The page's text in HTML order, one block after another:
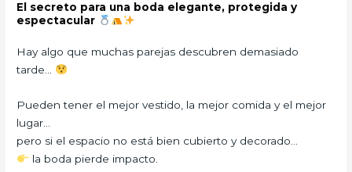
El secreto para una boda elegante, protegida y
espectacular
Hay algo que muchas parejas descubren demasiado
tarde…
Pueden tener el mejor vestido, la mejor comida y el mejor
lugar…
pero si el espacio no está bien cubierto y decorado…
la boda pierde impacto.